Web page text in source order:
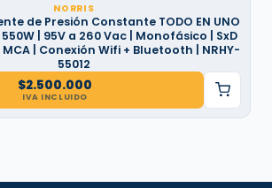
NORRIS
de Presión Constante TODO EN UNO
| 95V a 260 Vac | Monofásico | SxD
MCA | Conexión Wifi + Bluetooth | NRHY-
55012
$2.500.000
IVA INCLUIDO